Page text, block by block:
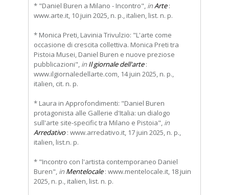
* "Daniel Buren a Milano - Incontro", inArte:
www.arte.it, 10 juin 2025, n. p., italien, list. n. p.
* Monica Preti, Lavinia Trivulzio: "L'arte come
occasione di crescita collettiva. Monica Preti tra
Pistoia Musei, Daniel Buren e nuove preziose
pubblicazioni", in Il giornale dell'arte:
www.ilgiornaledellarte.com, 14 juin 2025, n. p.,
italien, cit. n. p.
* Laura in Approfondimenti: "Daniel Buren
protagonista alle Gallerie d'Italia: un dialogo
sull'arte site-specific tra Milano e Pistoia", in
Arredativo: www.arredativo.it, 17 juin 2025, n. p.,
italien, list.n. p.
* "Incontro con l'artista contemporaneo Daniel
Buren", in Mentelocale: www.mentelocale.it, 18 juin
2025, n. p., italien, list. n. p.